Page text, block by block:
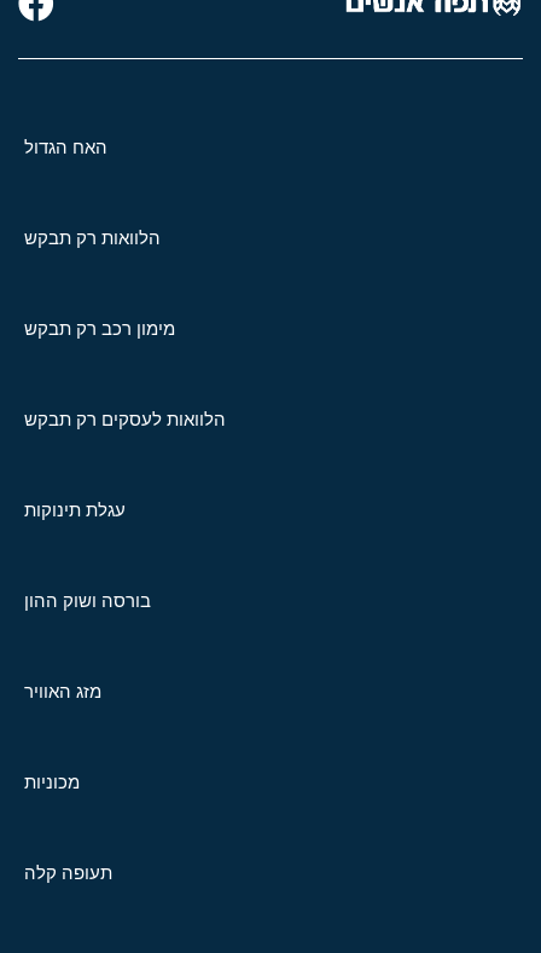
האח הגדול
הלוואות רק תבקש
מימון רכב רק תבקש
הלוואות לעסקים רק תבקש
עגלת תינוקות
בורסה ושוק ההון
מזג האוויר
מכוניות
תעופה קלה